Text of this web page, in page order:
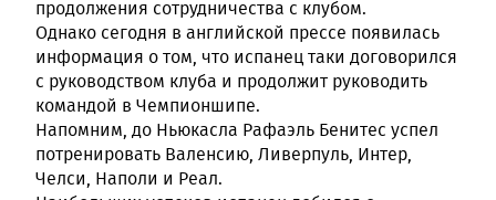
продолжения сотрудничества с клубом.
Однако сегодня в английской прессе появилась
информация о том, что испанец таки договорился
с руководством клуба и продолжит руководить
командой в Чемпионшипе.
Напомним, до Ньюкасла Рафаэль Бенитес успел
потренировать Валенсию, Ливерпуль, Интер,
Челси, Наполи и Реал.